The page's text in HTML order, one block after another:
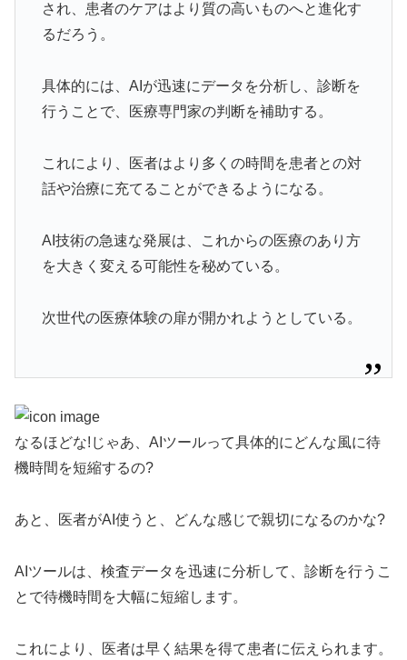
され、患者のケアはより質の高いものへと進化す
るだろう。
具体的には、AIが迅速にデータを分析し、診断を
行うことで、医療専門家の判断を補助する。
これにより、医者はより多くの時間を患者との対
話や治療に充てることができるようになる。
AI技術の急速な発展は、これからの医療のあり方
を大きく変える可能性を秘めている。
次世代の医療体験の扉が開かれようとしている。
なるほどな!じゃあ、AIツールって具体的にどんな風に待
機時間を短縮するの?
あと、医者がAI使うと、どんな感じで親切になるのかな?
AIツールは、検査データを迅速に分析して、診断を行うこ
とで待機時間を大幅に短縮します。
これにより、医者は早く結果を得て患者に伝えられます。